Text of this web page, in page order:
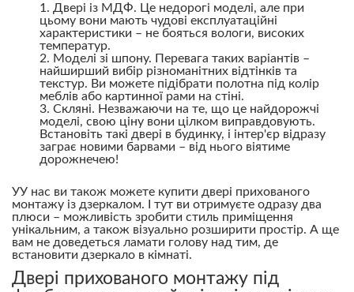
Двері із МДФ. Це недорогі моделі, але при
цьому вони мають чудові експлуатаційні
характеристики – не бояться вологи, високих
температур.
Моделі зі шпону. Перевага таких варіантів –
найширший вибір різноманітних відтінків та
текстур. Ви можете підібрати полотна під колір
меблів або картинної рами на стіні.
Скляні. Незважаючи на те, що це найдорожчі
моделі, свою ціну вони цілком виправдовують.
Встановіть такі двері в будинку, і інтер'єр відразу
заграє новими барвами – від нього віятиме
дорожнечею!
УУ нас ви також можете купити двері прихованого
монтажу із дзеркалом. І тут ви отримуєте одразу два
плюси – можливість зробити стиль приміщення
унікальним, а також візуально розширити простір. А ще
вам не доведеться ламати голову над тим, де
встановити дзеркало в кімнаті.
Двері прихованого монтажу під